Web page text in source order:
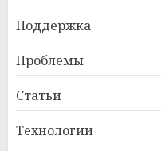
Поддержка
Проблемы
Статьи
Технологии